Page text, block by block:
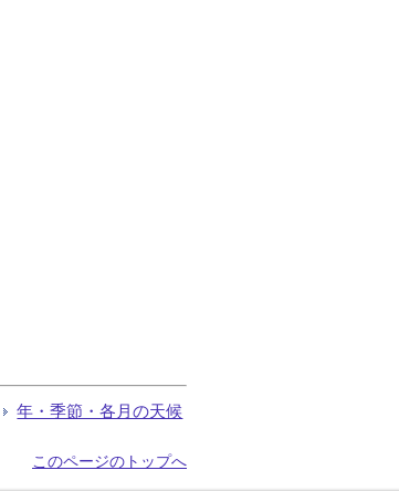
年・季節・各月の天候
このページのトップへ